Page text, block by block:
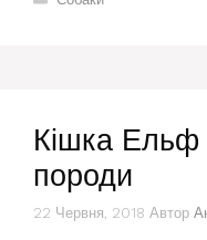
Кішка Ельф
породи
22 Червня, 2018 Автор